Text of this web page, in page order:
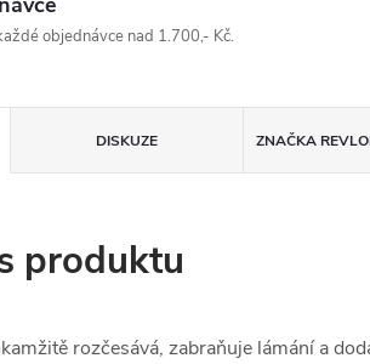
objednávce nad 1.700,- Kč.
DISKUZE ZNAČKA
produktu
rozčesává, zabraňuje lámání a